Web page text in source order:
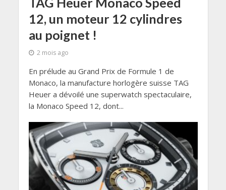
12, un moteur 12 cylindres
au poignet !
2 mois ago
En prélude au Grand Prix de Formule 1 de
Monaco, la manufacture horlogère suisse TAG
Heuer a dévoilé une superwatch spectaculaire,
la Monaco Speed 12, dont...